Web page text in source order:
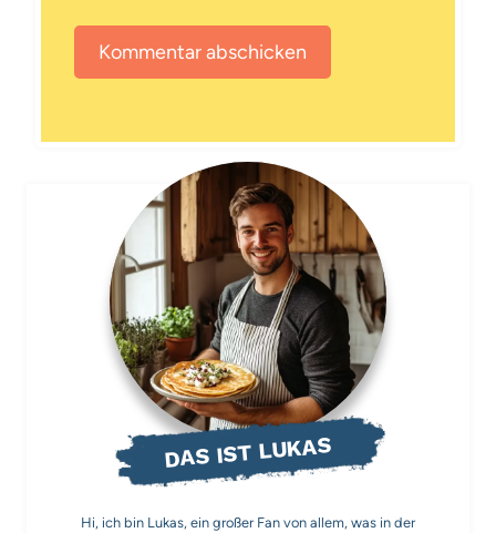
DAS IST LUKAS
Hi, ich bin Lukas, ein großer Fan von allem, was in der